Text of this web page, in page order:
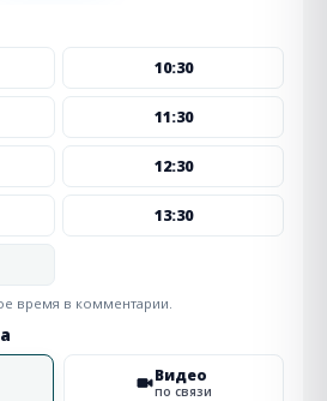
10:30
11:30
12:30
13:30
время в комментарии.
Видео
по связи